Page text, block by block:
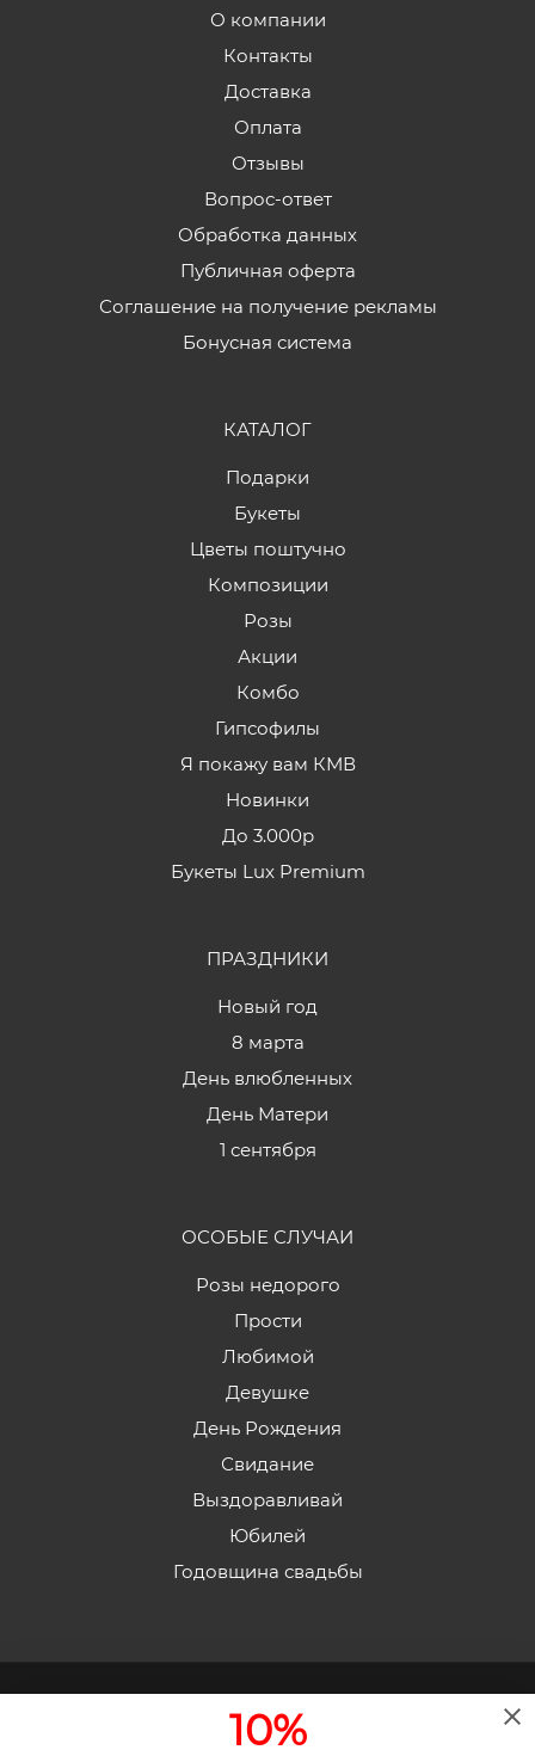
10%
О компании
Контакты
Доставка
Оплата
Отзывы
Вопрос-ответ
Обработка данных
Публичная оферта
Соглашение на получение рекламы
Бонусная система
КАТАЛОГ
Подарки
Букеты
Цветы поштучно
Композиции
Розы
Акции
Комбо
Гипсофилы
Я покажу вам КМВ
Новинки
До 3.000р
Букеты Lux Premium
ПРАЗДНИКИ
Новый год
8 марта
День влюбленных
День Матери
1 сентября
ОСОБЫЕ СЛУЧАИ
Розы недорого
Прости
Любимой
Девушке
День Рождения
Свидание
Выздоравливай
Юбилей
Годовщина свадьбы
2026 © «Эдельвейс» - Интернет-магазин доставки
цветов в Пятигорске.